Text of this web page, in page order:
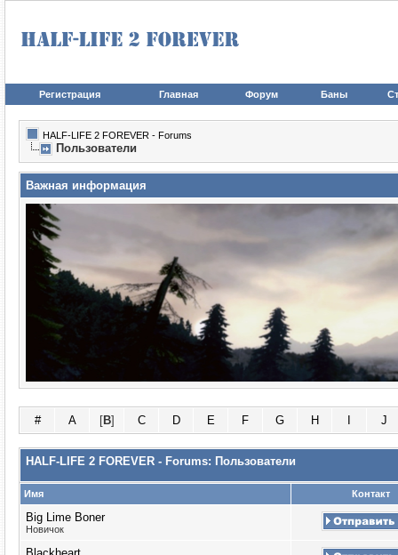
Регистрация Главная Форум Баны
HALF-LIFE 2 FOREVER - Forums
Пользователи
Важная информация
# A [B] C D E F G H J
HALF-LIFE 2 FOREVER - Forums: Пользователи
Имя Контакт
Big Lime Boner
Новичок